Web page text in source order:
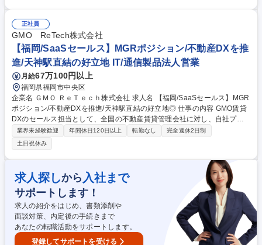
客の事業成長や業務変革への貢献を考えながら、中長期的な関係構築を進
める営業スタイルです。社内の関連部門や技術チームと連携し、提案機会
の創出、商談推進、クロージング、導入後の拡大提案まで一貫して関わる
ことが期待されるポジションです。AI時代における企業のデータ戦略を支
援し、顧客の変革を後押しできる点が特徴です。 募集職種 【大阪/Accoun
tExecutive】Informatica領域の戦略アカウント営業
正社員
GMO ReTech株式会社
【福岡/SaaSセールス】MGRポジション/不動産DXを推
進/天神駅直結の好立地 IT/通信製品法人営業
月給67万100円以上
福岡県福岡市中央区
企業名 ＧＭＯ ＲｅＴｅｃｈ株式会社 求人名 【福岡/SaaSセールス】MGR
ポジション/不動産DXを推進/天神駅直結の好立地◎ 仕事の内容 GMO賃貸
DXのセールス担当として、全国の不動産賃貸管理会社に対し、自社プロ
ダクトである「GMO賃貸DX」の導入を進めていただきます。九州エリア
におけるGMO ReTechの事業拡大を担う責任者候補です。 【詳細】■戦略
に対するアクションの実行■個人単位でのKPIの実行(アポ数、商談数、受
注数)■セールスマーケティング活動(関連資料の収集、提案書・パンフレッ
トなど営業資料の作成、管理等)■マーケティングチームの施策に対する案
件化活動(電話フォロー、訪問)■管理会社向けオーナー向けアプリ、入居者
向けアプリのソリューション営業(課題ヒアリング、提案書作成、受注活
動、導入支援)■クライアントとのリレーション構築 募集職種 【福岡/SaaS
セールス】MGRポジション/不動産DXを推進/天神駅直結の好立地◎
業界未経験歓迎 年間休日120日以上 転勤なし
完全週休2日制
土日祝休み
求人探しから 入社まで
サポートします！
求人の紹介をはじめ、書類添削や
面談対策、内定後の手続きまで
あなたの転職活動をサポートします。
登録してサポートを受ける